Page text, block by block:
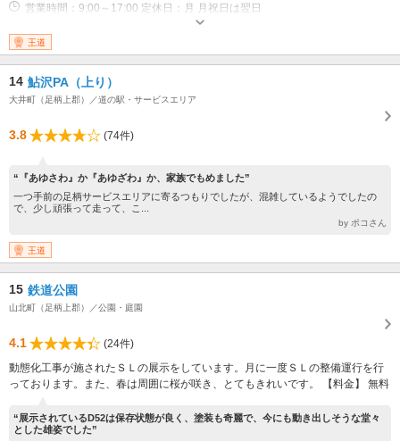
営業時間：9:00～17:00 定休日：月 月祝日は翌日
王道
14 鮎沢PA（上り）
大井町（足柄上郡）／道の駅・サービスエリア
3.8 (74件)
“『あゆさわ』か『あゆざわ』か、家族でもめました”
一つ手前の足柄サービスエリアに寄るつもりでしたが、混雑しているようでしたの
で、少し頑張って走って、こ...
by ポコさん
王道
15 鉄道公園
山北町（足柄上郡）／公園・庭園
4.1
(24件)
動態化工事が施されたＳＬの展示をしています。月に一度ＳＬの整備運行を行
っております。また、春は周囲に桜が咲き、とてもきれいです。 【料金】 無料
“展示されているD52は保存状態が良く、塗装も奇麗で、今にも動き出しそうな堂々
とした雄姿でした”